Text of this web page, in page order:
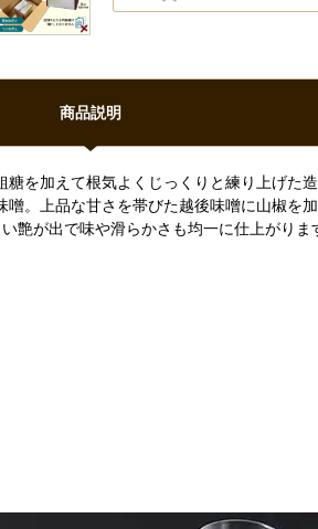
商品説明
を加えて根気よくじっくりと練り上げた
。上品な甘さを帯びた越後味噌に山椒を
が出で味や滑らかさも均一に仕上がり